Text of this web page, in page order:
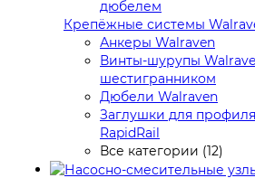
дюбелем
Крепёжные системы
Анкеры Walraven
Винты-шурупы
шестигранником
Дюбели Walraven
Заглушки для
RapidRail
Все категории (12)